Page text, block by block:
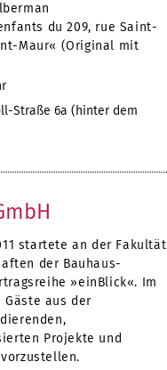
du 209, rue Saint-
Maur« (Original mit
Straße 6a (hinter dem
startete an der Fakultät
der Bauhaus-
»einBlick«. Im
Gäste aus der
Projekte und